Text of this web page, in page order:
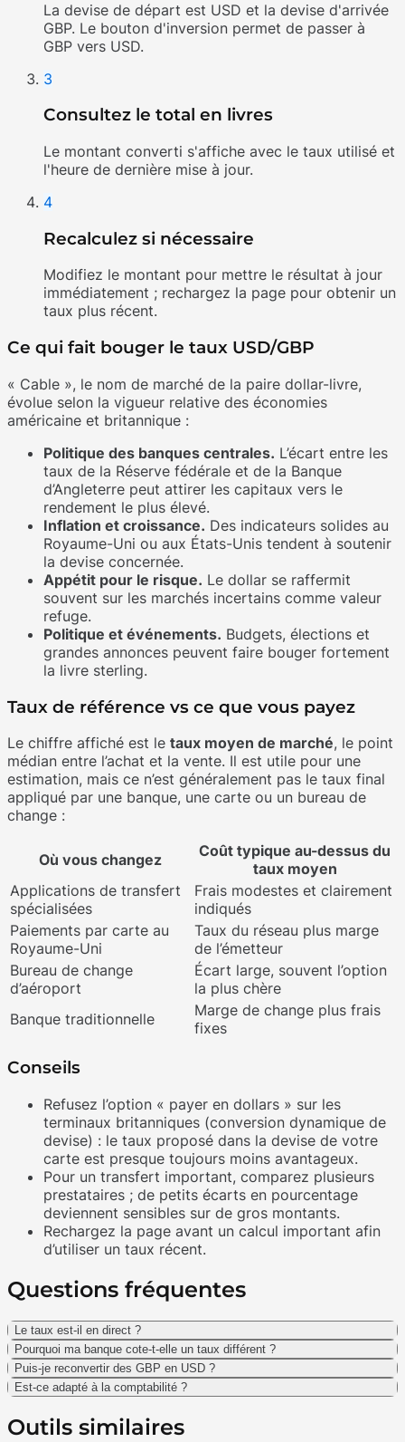
La devise de départ est USD et la devise d'arrivée
GBP. Le bouton d'inversion permet de passer à
GBP vers USD.
3
Consultez le total en livres
Le montant converti s'affiche avec le taux utilisé et
l'heure de dernière mise à jour.
4
Recalculez si nécessaire
Modifiez le montant pour mettre le résultat à jour
immédiatement ; rechargez la page pour obtenir un
taux plus récent.
Ce qui fait bouger le taux USD/GBP
« Cable », le nom de marché de la paire dollar-livre,
évolue selon la vigueur relative des économies
américaine et britannique :
Politique des banques centrales. L’écart entre les
taux de la Réserve fédérale et de la Banque
d’Angleterre peut attirer les capitaux vers le
rendement le plus élevé.
Inflation et croissance. Des indicateurs solides au
Royaume-Uni ou aux États-Unis tendent à soutenir
la devise concernée.
Appétit pour le risque. Le dollar se raffermit
souvent sur les marchés incertains comme valeur
refuge.
Politique et événements. Budgets, élections et
grandes annonces peuvent faire bouger fortement
la livre sterling.
Taux de référence vs ce que vous payez
Le chiffre affiché est le taux moyen de marché, le point
médian entre l’achat et la vente. Il est utile pour une
estimation, mais ce n’est généralement pas le taux final
appliqué par une banque, une carte ou un bureau de
change :
Où vous changez
Coût typique au-dessus du
taux moyen
Applications de transfert
spécialisées
Frais modestes et clairement
indiqués
Paiements par carte au
Royaume-Uni
Taux du réseau plus marge
de l’émetteur
Bureau de change
d’aéroport
Écart large, souvent l’option
la plus chère
Banque traditionnelle
Marge de change plus frais
fixes
Conseils
Refusez l’option « payer en dollars » sur les
terminaux britanniques (conversion dynamique de
devise) : le taux proposé dans la devise de votre
carte est presque toujours moins avantageux.
Pour un transfert important, comparez plusieurs
prestataires ; de petits écarts en pourcentage
deviennent sensibles sur de gros montants.
Rechargez la page avant un calcul important afin
d’utiliser un taux récent.
Questions fréquentes
Le taux est-il en direct ?
Pourquoi ma banque cote-t-elle un taux différent ?
Puis-je reconvertir des GBP en USD ?
Est-ce adapté à la comptabilité ?
Outils similaires